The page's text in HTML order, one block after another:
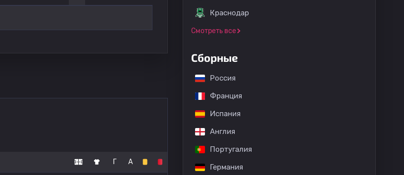
Г А
Краснодар
Смотреть все
Сборные
Россия
Франция
Испания
Англия
Португалия
Германия